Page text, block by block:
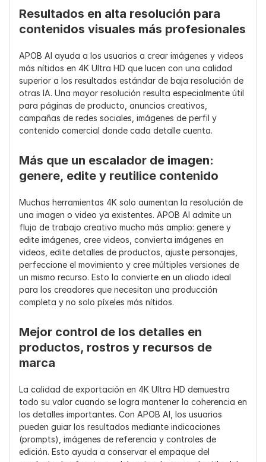
Flujo de
video
De imagen a video, de
texto a video, videos
con avatares
parlantes, extensión de
video, subtítulos y de
guion gráfico a video
A menudo no
un flujo de
trabajo de
creación de
video con IA
Ideal para
Creadores, marcas,
producto, contenido
de influencer digital y
sociales
Usuarios que
archivo con
mayor nitidez
Resultados en alta resolución para
contenidos visuales más profesionales
APOB AI ayuda a los usuarios a crear imágenes y videos
más nítidos en 4K Ultra HD que lucen con una calidad
superior a los resultados estándar de baja resolución de
otras IA. Una mayor resolución resulta especialmente útil
para páginas de producto, anuncios creativos,
campañas de redes sociales, imágenes de perfil y
contenido comercial donde cada detalle cuenta.
Más que un escalador de imagen:
genere, edite y reutilice contenido
Muchas herramientas 4K solo aumentan la resolución de
una imagen o video ya existentes. APOB AI admite un
flujo de trabajo creativo mucho más amplio: genere y
edite imágenes, cree videos, convierta imágenes en
videos, edite detalles de productos, ajuste personajes,
perfeccione el movimiento y cree múltiples versiones de
un mismo recurso. Esto la convierte en un aliado ideal
para los creadores que necesitan una producción
completa y no solo píxeles más nítidos.
Mejor control de los detalles en
productos, rostros y recursos de
marca
La calidad de exportación en 4K Ultra HD demuestra
todo su valor cuando se logra mantener la coherencia en
los detalles importantes. Con APOB AI, los usuarios
pueden guiar los resultados mediante indicaciones
(prompts), imágenes de referencia y controles de
edición. Esto ayuda a conservar el empaque del